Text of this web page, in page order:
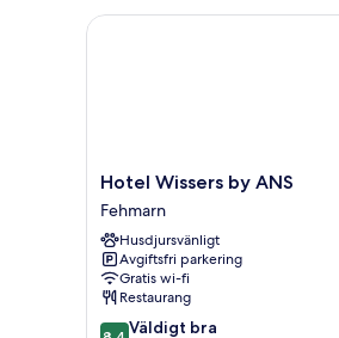
Hotel
Wissers
by
ANS
Fehmarn
Hotel Wissers by ANS
Fehmarn
Husdjursvänligt
Avgiftsfri parkering
Gratis wi-fi
Restaurang
8.4 Väldigt bra
Hotel Wissers by ANS